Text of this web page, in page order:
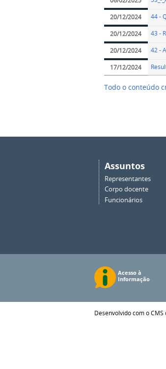
20/12/2024 44 -
20/12/2024 43 -
20/12/2024 42 -
17/12/2024
Todo o conteúdo
Assuntos
Representantes
Corpo docente
Funcionários
Desenvolvido com o